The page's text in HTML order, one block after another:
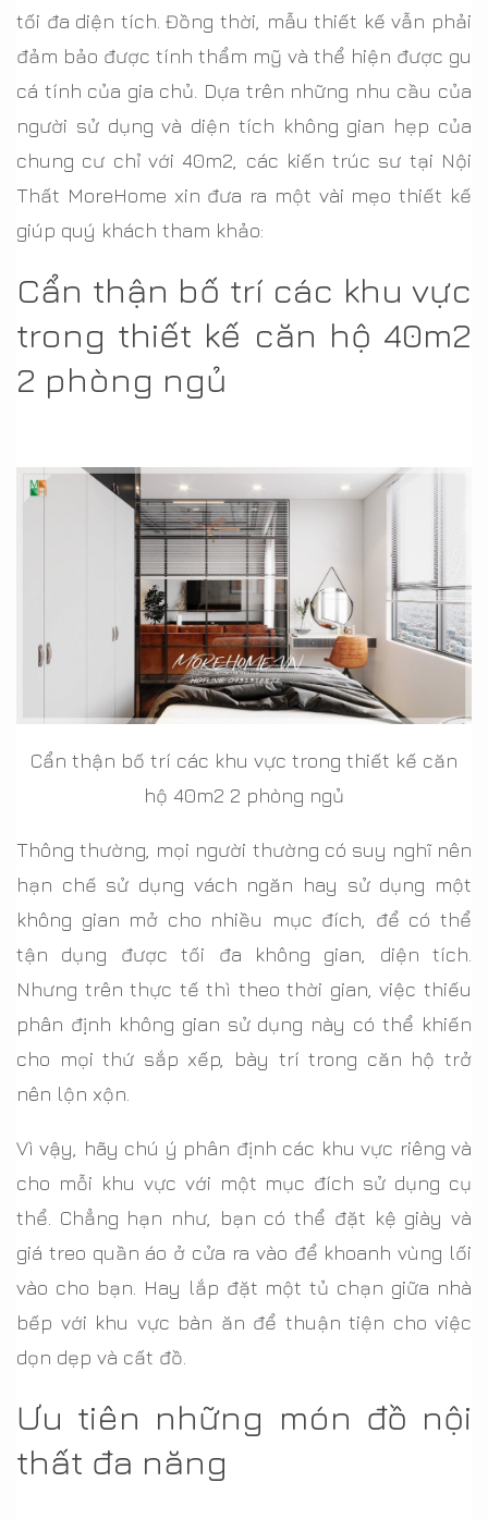
tối đa diện tích. Đồng thời, mẫu thiết kế vẫn phải
đảm bảo được tính thẩm mỹ và thể hiện được gu
cá tính của gia chủ. Dựa trên những nhu cầu của
người sử dụng và diện tích không gian hẹp của
chung cư chỉ với 40m2, các kiến trúc sư tại Nội
Thất MoreHome xin đưa ra một vài mẹo thiết kế
giúp quý khách tham khảo:
Cẩn thận bố trí các khu vực
trong thiết kế căn hộ 40m2
2 phòng ngủ
Cẩn thận bố trí các khu vực trong thiết kế căn
hộ 40m2 2 phòng ngủ
Thông thường, mọi người thường có suy nghĩ nên
hạn chế sử dụng vách ngăn hay sử dụng một
không gian mở cho nhiều mục đích, để có thể
tận dụng được tối đa không gian, diện tích.
Nhưng trên thực tế thì theo thời gian, việc thiếu
phân định không gian sử dụng này có thể khiến
cho mọi thứ sắp xếp, bày trí trong căn hộ trở
nên lộn xộn.
Vì vậy, hãy chú ý phân định các khu vực riêng và
cho mỗi khu vực với một mục đích sử dụng cụ
thể. Chẳng hạn như, bạn có thể đặt kệ giày và
giá treo quần áo ở cửa ra vào để khoanh vùng lối
vào cho bạn. Hay lắp đặt một tủ chạn giữa nhà
bếp với khu vực bàn ăn để thuận tiện cho việc
dọn dẹp và cất đồ.
Ưu tiên những món đồ nội
thất đa năng